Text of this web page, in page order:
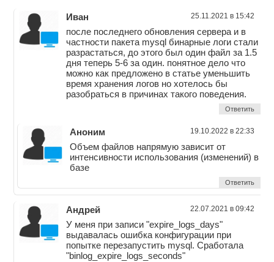
Иван 25.11.2021 в 15:42
после последнего обновления сервера и в
частности пакета mysql бинарные логи стали
разрастаться, до этого был один файл за 1.5
дня теперь 5-6 за один. понятное дело что
можно как предложено в статье уменьшить
время хранения логов но хотелось бы
разобраться в причинах такого поведения.
Ответить
Аноним 19.10.2022 в 22:33
Объем файлов напрямую зависит от
интенсивности использования (изменений) в
базе
Ответить
Андрей 22.07.2021 в 09:42
У меня при записи "expire_logs_days"
выдавалась ошибка конфигурации при
попытке перезапустить mysql. Сработала
"binlog_expire_logs_seconds"